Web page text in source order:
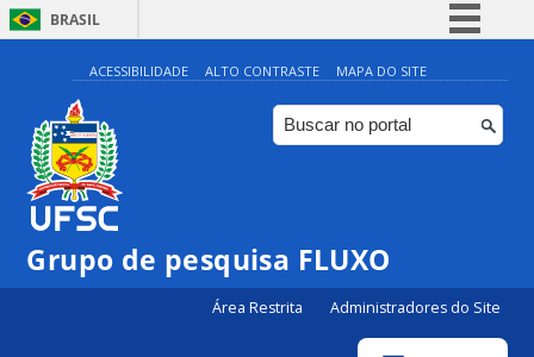
BRASIL
Simplifique!
Comunica BR
Participe
Canais
ACESSIBILIDADE ALTO CONTRASTE MAPA DO SITE
Grupo de pesquisa FLUXO
Área Restrita Administradores do Site